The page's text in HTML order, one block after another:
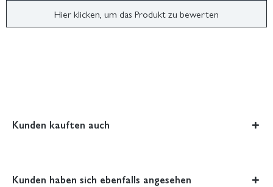
Hier klicken, um das Produkt zu bewerten
Kunden kauften auch
Kunden haben sich ebenfalls angesehen